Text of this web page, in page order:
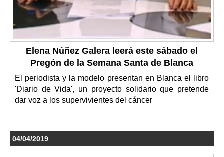
Elena Núñez Galera leerá este sábado el
Pregón de la Semana Santa de Blanca
El periodista y la modelo presentan en Blanca el libro
'Diario de Vida', un proyecto solidario que pretende
dar voz a los supervivientes del cáncer
04/04/2019